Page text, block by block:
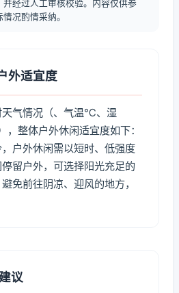
并经过人工审核校验。内容仅供参
况酌情采纳。
外适宜度
天气情况（、气温℃、湿
，整体户外休闲适宜度如下：
户外休闲需以短时、低强度
留户外，可选择阳光充足的
免前往阴凉、迎风的地方，
议